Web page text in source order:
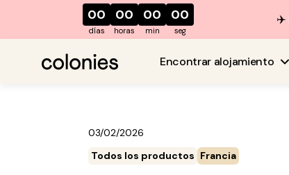
00
días
00
horas
00
min
00
seg
✈️
Encontrar alojamiento
03/02/2026
Todos los productos Francia